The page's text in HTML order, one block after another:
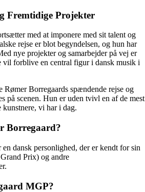
Fremtidige Projekter
med at imponere med sit talent og
rejse er blot begyndelsen, og hun har
nye projekter og samarbejder på vej er
forblive en central figur i dansk musik i
Borregaards spændende rejse og
på scenen. Hun er uden tvivl en af de mest
vi har i dag.
Borregaard?
dansk personlighed, der er kendt for sin
Prix) og andre
MGP?